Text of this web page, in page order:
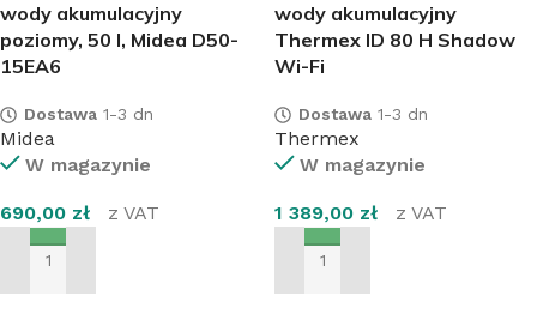
wody akumulacyjny
poziomy, 50 l, Midea D50-
15EA6
Dostawa 1-3 dn
Midea
W magazynie
690,00 zł z VAT
DODAJ DO KOSZYKA
wody akumulacyjny
Thermex ID 80 H Shadow
Wi-Fi
Dostawa 1-3 dn
Thermex
W magazynie
1 389,00 zł z VAT
DODAJ DO KOSZYKA